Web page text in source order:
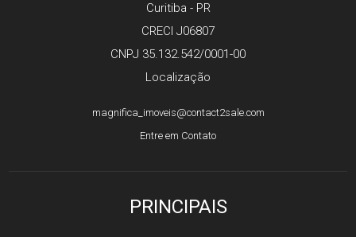
Curitiba - PR
CRECI J06807
CNPJ 35.132.542/0001-00
Localização
magnifica_imoveis@contact2sale.com
Entre em Contato
PRINCIPAIS